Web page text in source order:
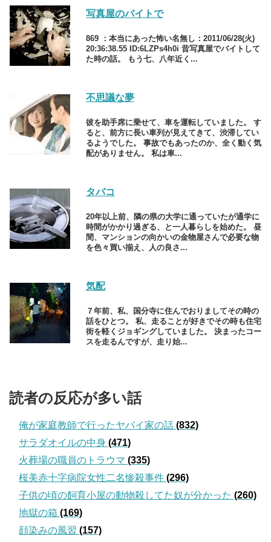
写真屋のバイトで
869 ：本当にあった怖い名無し：2011/06/28(火)
20:36:38.55 ID:6LZPs4h0i 昔写真屋でバイトして
た時の話。 もう七、八年近く...
不思議な夢
彼を助手席に乗せて、車を運転していました。 す
ると、前方に長い車列が見えてきて、渋滞してい
るようでした。 事故でもあったのか、全く動く気
配がありません。 私は車...
タバコ
20年以上前、隣の県の大学に通っていたが通学に
時間がかかり過ぎる、と一人暮らしを始めた。 昼
間、マンションの向かいの金物屋さんで必要な物
を色々買い揃え、人の良さ...
気配
７年前、私、国分寺に住んでおりましてその時の
話をひとつ。 私、走ることが好きでその時も住宅
街を軽くジョギングしていました。 決まったコー
スを走るんですが、走り始...
読者の反応が多い話
俺が家庭教師で行ったヤバイ家の話 (832)
サラダオイルの中身 (471)
火葬場の職員のトラウマ (335)
桜美赤十字病院女性二名惨殺事件 (296)
子供の頃の飼育小屋の動物殺してた奴が分かった (260)
地獄の箱 (169)
顔染みの風習 (157)